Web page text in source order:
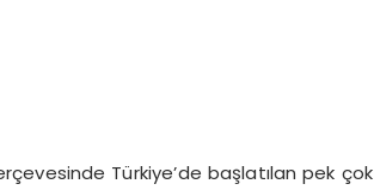
Türkiye’de başlatılan pek çok